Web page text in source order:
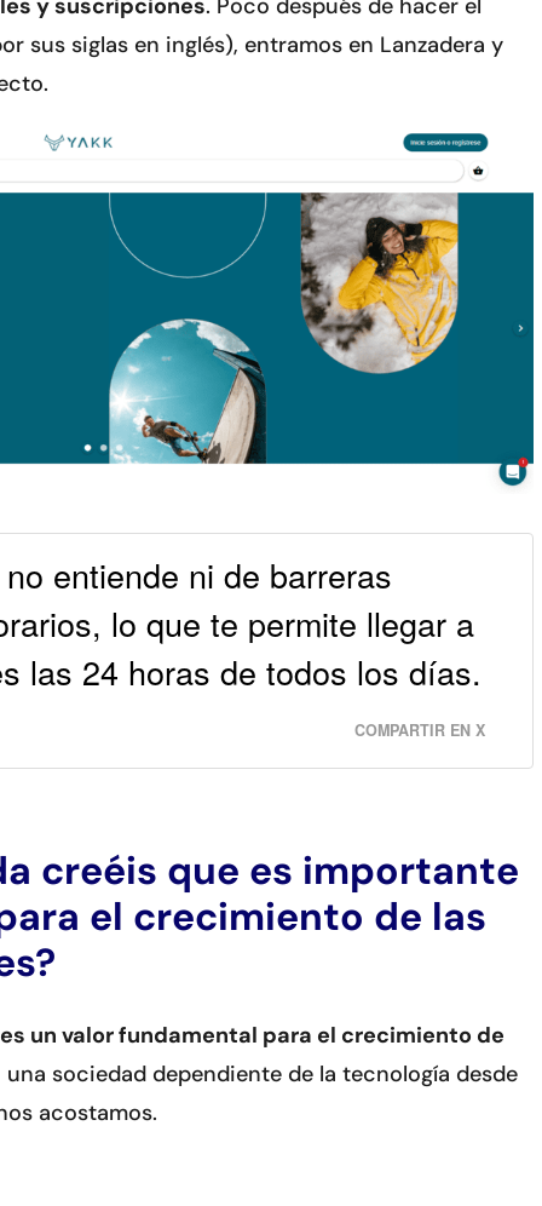
y suscripciones. Poco después de hacer el
sus siglas en inglés), entramos en Lanzadera y
entiende ni de barreras
lo que te permite llegar a
las 24 horas de todos los días.
COMPARTIR EN X
creéis que es importante
el crecimiento de las
un valor fundamental para el crecimiento de
una sociedad dependiente de la tecnología desde
acostamos.